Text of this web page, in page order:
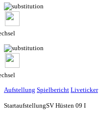
Aufstellung Spielbericht Liveticker
StartaufstellungSV Hüsten 09 I